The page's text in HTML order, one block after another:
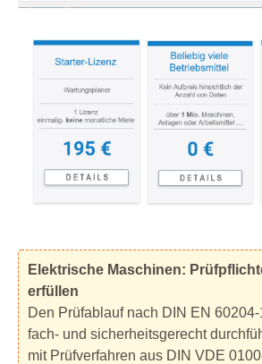
Elektrische Maschinen:
erfüllen
Den Prüfablauf nach DIN EN
fach- und sicherheitsgerecht
mit Prüfverfahren aus DIN VDE